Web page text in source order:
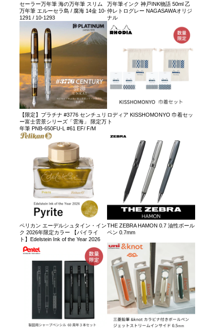
セーラー万年筆 海の万年筆 スリム
万年筆 エルーセラ島 / 腐海 14金 10-
1291 / 10-1293
万年筆インク 神戸INK物語 50ml 乙
仲レトログレー NAGASAWAオリジ
ナル
【限定】プラチナ #3776 センチュリ
ー富士雲景シリーズ「雲海」 限定万
年筆 PNB-650FU-L #61 EF/ F/M
ロディア KISSHOMONYO 巾着セッ
ト
ペリカン エーデルシュタイン・イン
ク 2026年限定カラー 【パイライ
ト】Edelstein Ink of the Year 2026
THE ZEBRA HAMON 0.7 油性ボール
ペン 0.7mm